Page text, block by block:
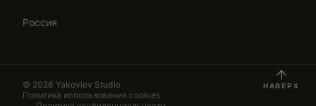
Россия
НАВЕРХ
© 2026 Yakovlev Studio
Политика использования cookies